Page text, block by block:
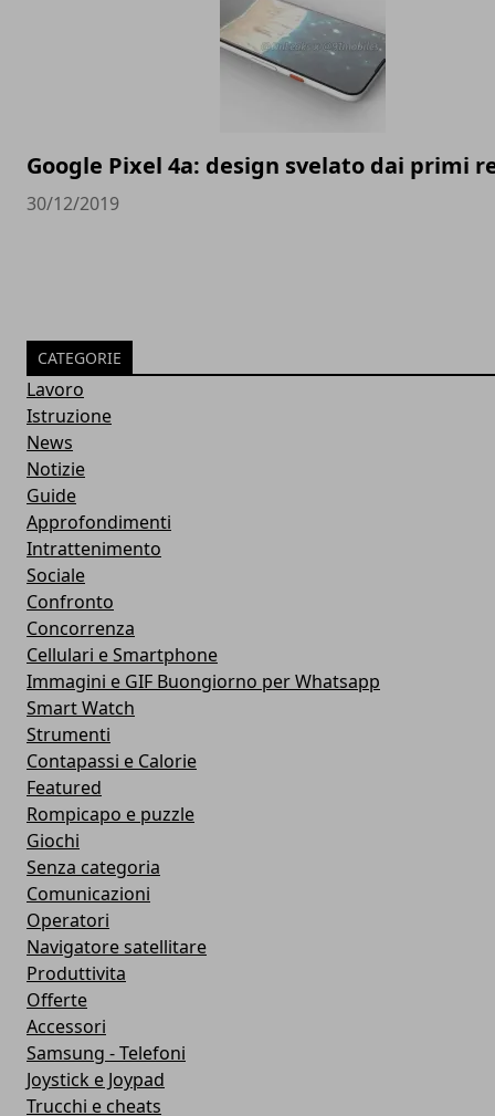
Google Pixel 4a: design svelato dai primi
30/12/2019
CATEGORIE
Lavoro
Istruzione
News
Notizie
Guide
Approfondimenti
Intrattenimento
Sociale
Confronto
Concorrenza
Cellulari e Smartphone
Immagini e GIF Buongiorno per Whatsapp
Smart Watch
Strumenti
Contapassi e Calorie
Featured
Rompicapo e puzzle
Giochi
Senza categoria
Comunicazioni
Operatori
Navigatore satellitare
Produttivita
Offerte
Accessori
Samsung - Telefoni
Joystick e Joypad
Trucchi e cheats